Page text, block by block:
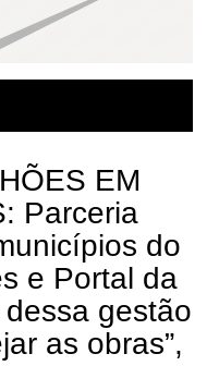
EM
Parceria
do
e Portal da
gestão
as obras”,